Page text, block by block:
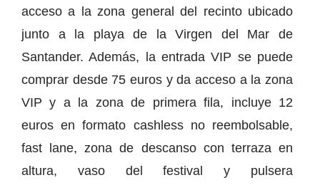
acceso a la zona general del recinto ubicado
junto a la playa de la Virgen del Mar de
Santander. Además, la entrada VIP se puede
comprar desde 75 euros y da acceso a la zona
VIP y a la zona de primera fila, incluye 12
euros en formato cashless no reembolsable,
fast lane, zona de descanso con terraza en
altura, vaso del festival y pulsera